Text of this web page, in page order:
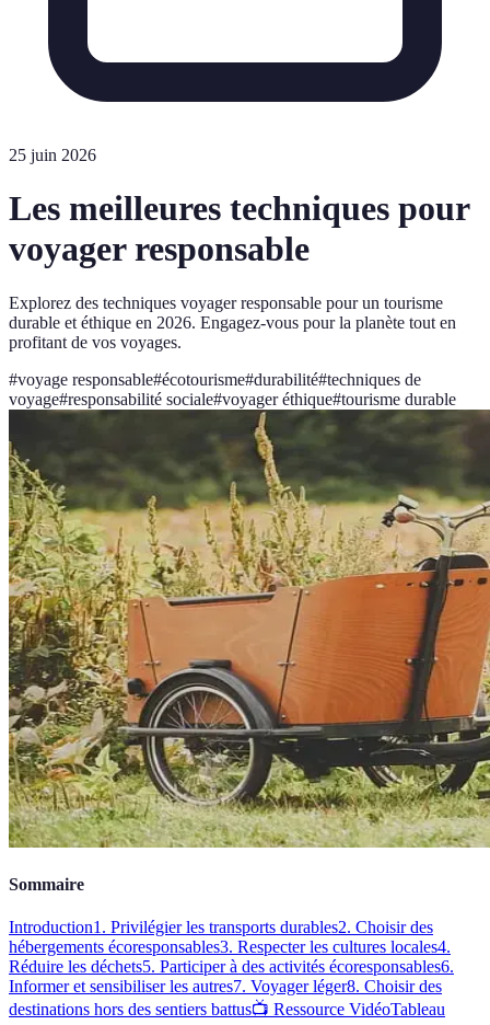
25 juin 2026
Les meilleures techniques pour
voyager responsable
Explorez des techniques voyager responsable pour un tourisme
durable et éthique en 2026. Engagez-vous pour la planète tout en
profitant de vos voyages.
#voyage responsable#écotourisme#durabilité#techniques de
voyage#responsabilité sociale#voyager éthique#tourisme durable
Sommaire
Introduction1. Privilégier les transports durables2. Choisir des
hébergements écoresponsables3. Respecter les cultures locales4.
Réduire les déchets5. Participer à des activités écoresponsables6.
Informer et sensibiliser les autres7. Voyager léger8. Choisir des
destinations hors des sentiers battus📺 Ressource VidéoTableau